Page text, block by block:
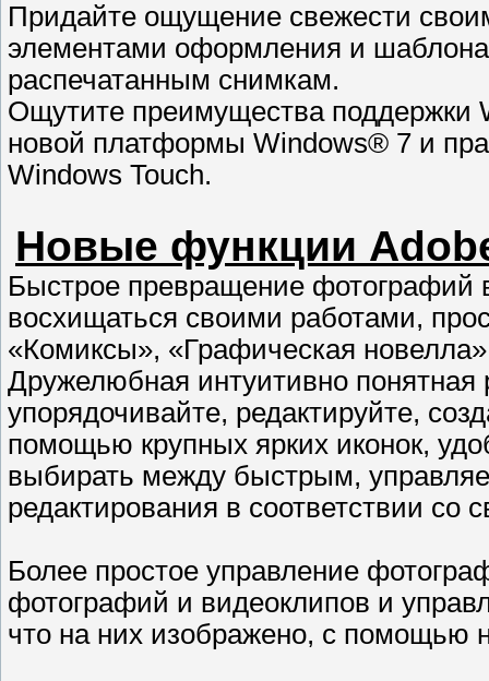
Придайте ощущение свежести
элементами оформления и
распечатанным снимкам.
Ощутите преимущества поддержки
новой платформы Windows® 7 и
Windows Touch.
Новые функции
Быстрое превращение фотографий
восхищаться своими работами,
«Комиксы», «Графическая
Дружелюбная интуитивно
упорядочивайте, редактируйте,
помощью крупных ярких иконок,
выбирать между быстрым,
редактирования в соответствии со
Более простое управление
фотографий и видеоклипов и
что на них изображено, с помощью